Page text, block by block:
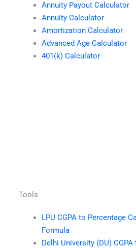
Annuity Payout Calculator
Annuity Calculator
Amortization Calculator
Advanced Age Calculator
401(k) Calculator
Tools
LPU CGPA to Percentage
Formula
Delhi University (DU)